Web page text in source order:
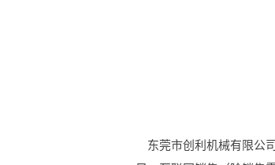
东莞市创利机械有限公